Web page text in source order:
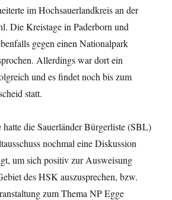
im Hochsauerlandkreis an der
Die Kreistage in Paderborn und
gegen einen Nationalpark
Allerdings war dort ein
und es findet noch bis zum
statt.
hatte die Sauerländer Bürgerliste (SBL)
nochmal eine Diskussion
um sich positiv zur Ausweisung
des HSK auszusprechen, bzw.
zum Thema NP Egge